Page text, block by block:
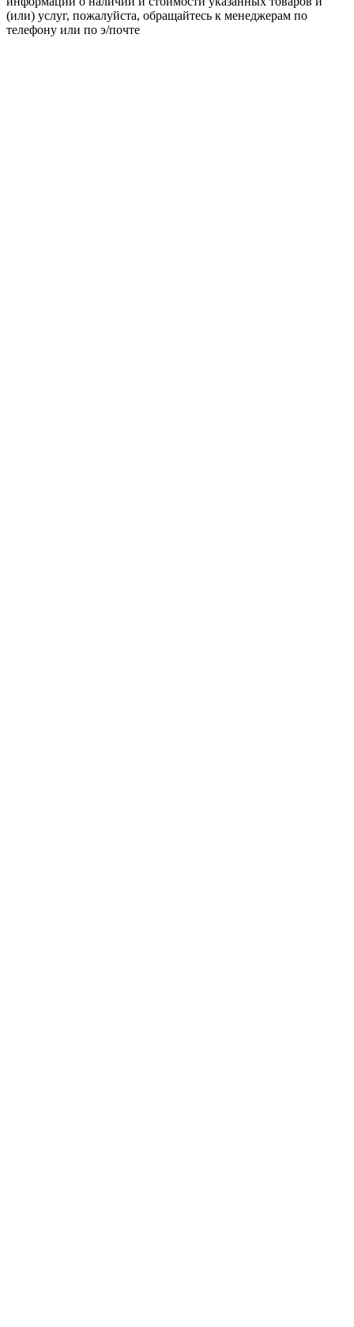
(или) услуг, пожалуйста, обращайтесь к менеджерам по
телефону или по э/почте